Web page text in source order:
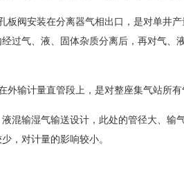
阀安装在分离器气相出口，是对单井产
过气、液、固体杂质分离后，再对气、
输计量直管段上，是对整座集气站所有
输湿气输送设计，此处的管径大、输
，对计量的影响较小。